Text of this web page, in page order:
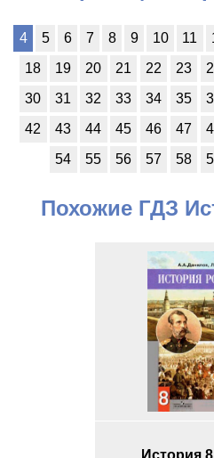
4 5 6 7 8 9 10 11
18
19 20 21 22 23
30
31 32 33 34 35
42
43 44 45 46 47
54
55 56 57 58
Похожие ГДЗ
История